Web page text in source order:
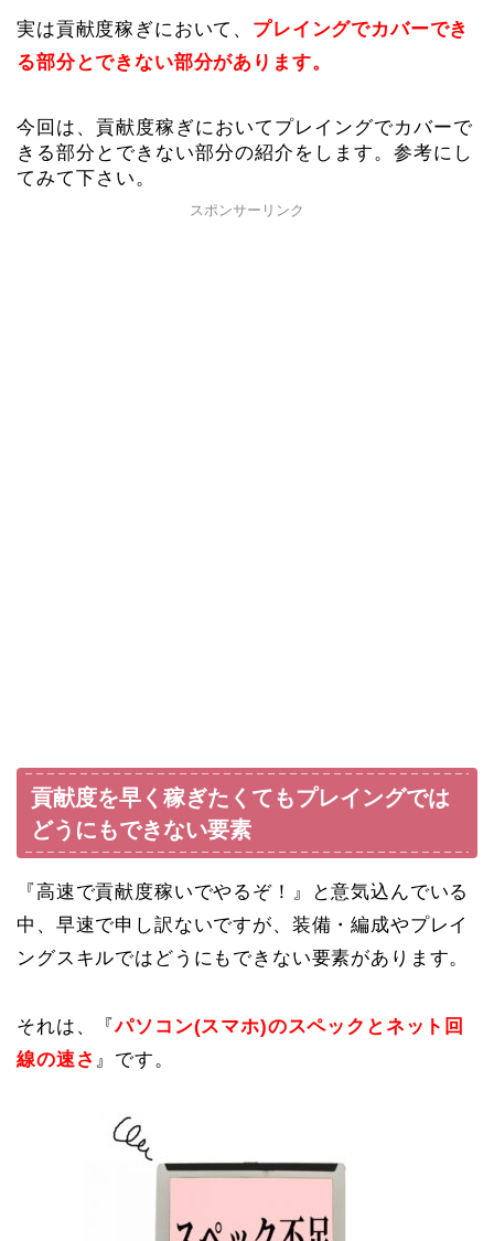
実は貢献度稼ぎにおいて、 プレイングでカバーでき
る部分とできない部分があります。
今回は、貢献度稼ぎにおいてプレイングでカバーで
きる部分とできない部分の紹介をします。参考にし
てみて下さい。
スポンサーリンク
貢献度を早く稼ぎたくてもプレイングでは
どうにもできない要素
『高速で貢献度稼いでやるぞ！』と意気込んでいる
中、早速で申し訳ないですが、装備・編成やプレイ
ングスキルではどうにもできない要素があります。
それは、『パソコン(スマホ)のスペックとネット回
線の速さ 』です。